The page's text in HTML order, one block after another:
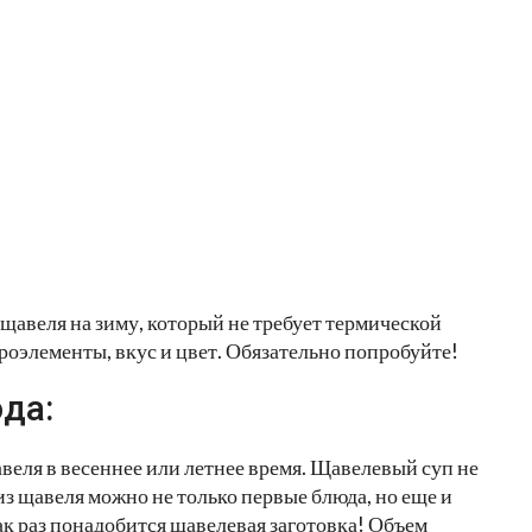
на зиму, который не требует термической
вкус и цвет. Обязательно попробуйте!
в весеннее или летнее время. Щавелевый суп не
щавеля можно не только первые блюда, но еще и
раз понадобится щавелевая заготовка! Объем